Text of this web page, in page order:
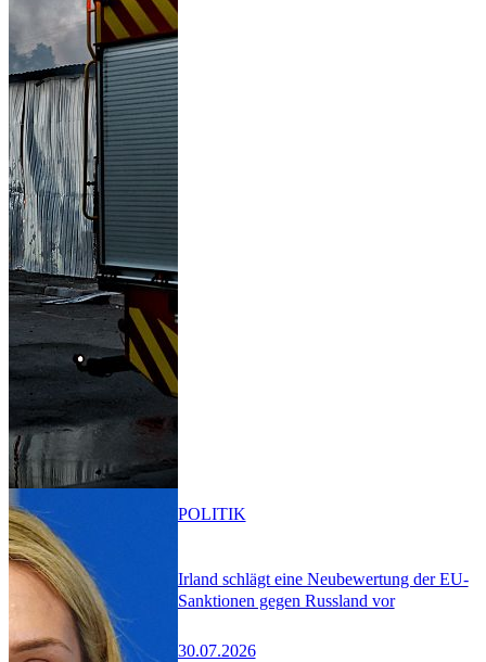
Irland schlägt eine Neubewertung der EU-
Sanktionen gegen Russland vor
30.07.2026
POLITIK